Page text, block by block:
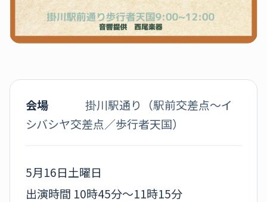
会場
掛川駅通り（駅前交差点～イ
シバシヤ交差点／歩行者天国）
5月16日土曜日
出演時間 10時45分～11時15分